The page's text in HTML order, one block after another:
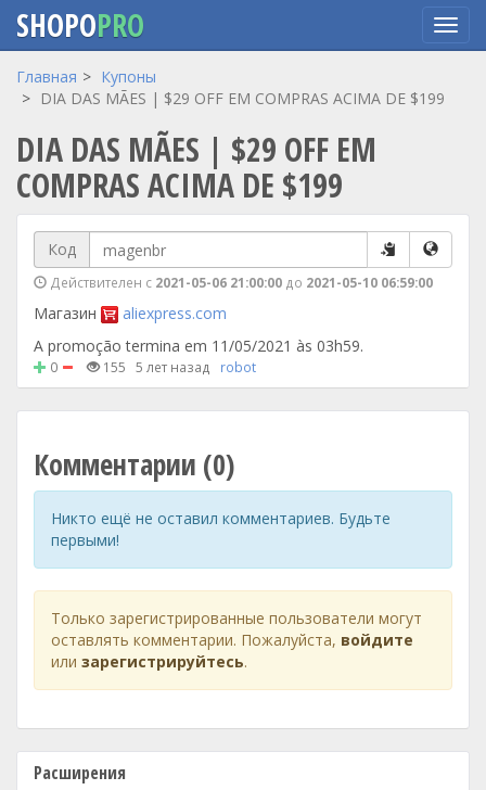
Перейти
содержанию
SHOPOPRO
Главная
Купоны
DIA DAS MÃES | $29 OFF EM COMPRAS ACIMA DE $199
DIA DAS MÃES | $29 OFF EM
COMPRAS ACIMA DE $199
Код
Действителен с 2021-05-06 21:00:00 до 2021-05-10 06:59:00
Магазин
aliexpress.com
A promoção termina em 11/05/2021 às 03h59.
0 155 5 лет назад robot
Комментарии (0)
Никто ещё не оставил комментариев. Будьте
первыми!
Только зарегистрированные пользователи могут
оставлять комментарии. Пожалуйста, войдите
или зарегистрируйтесь.
Расширения